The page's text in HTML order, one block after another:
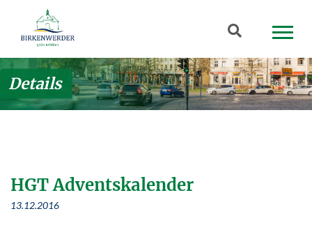
Zum Hauptinhalt springen
Suchbegriff
Details
HGT Adventskalender
13.12.2016